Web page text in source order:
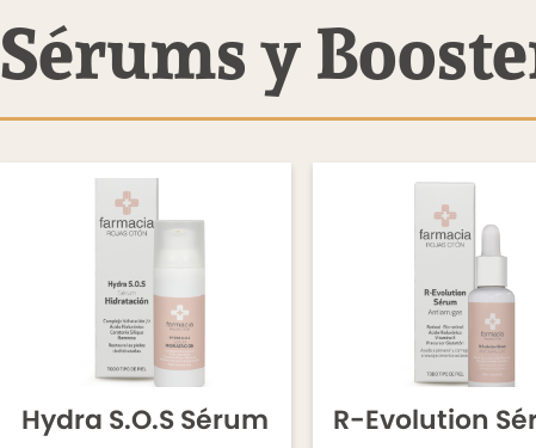
Sérums y
Hydra S.O.S Sérum R-Evolution